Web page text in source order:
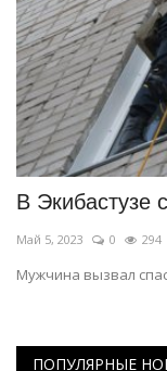
В Экибастузе
Май 5, 2023 0 294
Мужчина вызвал
ПОПУЛЯРНЫЕ